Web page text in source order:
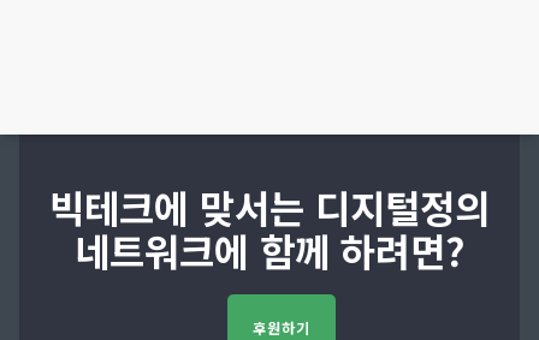
빅테크에 맞서는 디지털정의
네트워크에 함께 하려면?
후원하기